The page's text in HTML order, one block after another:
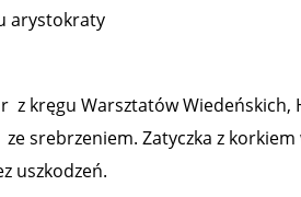
arystokraty
z kręgu Warsztatów Wiedeńskich,
srebrzeniem. Zatyczka z korkiem
uszkodzeń.